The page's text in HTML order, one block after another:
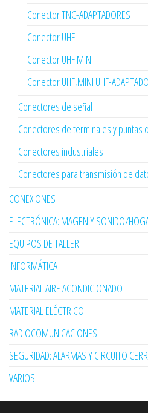
Conector TNC-ADAPTADORES
Conector UHF
Conector UHF MINI
Conector UHF,MINI UHF-
Conectores de señal
Conectores de terminales y puntas
Conectores industriales
Conectores para transmisión de
CONEXIONES
ELECTRÓNICA:IMAGEN Y SONIDO/
EQUIPOS DE TALLER
INFORMÁTICA
MATERIAL AIRE ACONDICIONADO
MATERIAL ELÉCTRICO
RADIOCOMUNICACIONES
SEGURIDAD: ALARMAS Y CIRCUITO
VARIOS